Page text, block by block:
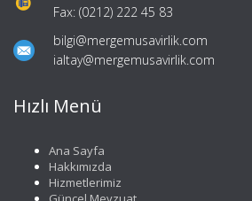
Fax: (0212) 222 45 83
bilgi@mergemusavirlik.com
ialtay@mergemusavirlik.com
Hızlı Menü
Ana Sayfa
Hakkımızda
Hizmetlerimiz